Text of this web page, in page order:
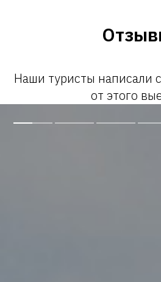
Наши туристы написали
от этого